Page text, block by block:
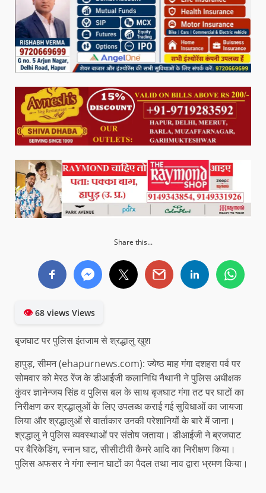
Share this...
👁68 views Views
बृजघाट पर पुलिस इंतजाम से श्रद्धालु खुश
हापुड़, सीमन (ehapurnews.com): ज्येष्ठ माह गंगा दशहरा पर्व पर
सोमवार को मेरठ रेंज के डीआईजी कलानिधि नैथानी ने पुलिस अधीक्षक
कुंवर ज्ञानेन्जय सिंह व पुलिस बल के साथ बृजघाट गंगा तट पर घाटों का
निरीक्षण कर श्रद्धालुओं के लिए उपलब्ध कराई गई सुविधाओं का जायजा
लिया और श्रद्धालुओं से वार्ताकार उनकी परेशानियों के बारे में जाना।
श्रद्धालु ने पुलिस व्यवस्थाओं पर संतोष जताया। डीआईजी ने ब्रजघाट
पर बैरिकेडिंग, स्नान घाट, सीसीटीवी कैमरे आदि का निरीक्षण किया।
पुलिस अफसर ने गंगा स्नान घाटों का पैदल तथा नाव द्वारा भ्रमण किया।